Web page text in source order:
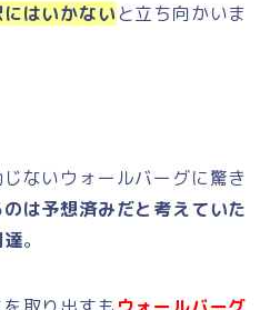
はいかないと立ち向かいま
ないウォールバーグに驚き
は予想済みだと考えていた
。